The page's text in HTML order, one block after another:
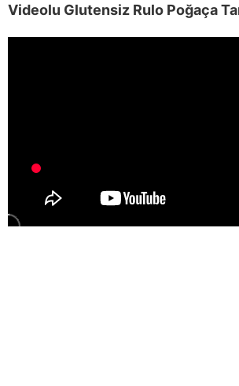
Videolu Glutensiz Rulo Poğaça